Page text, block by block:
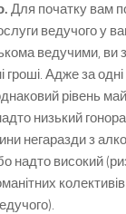
Для початку вам
ведучого у
ведучими, ви
Адже за одні
рівень
низький
негаразди з
надто високий
колективів